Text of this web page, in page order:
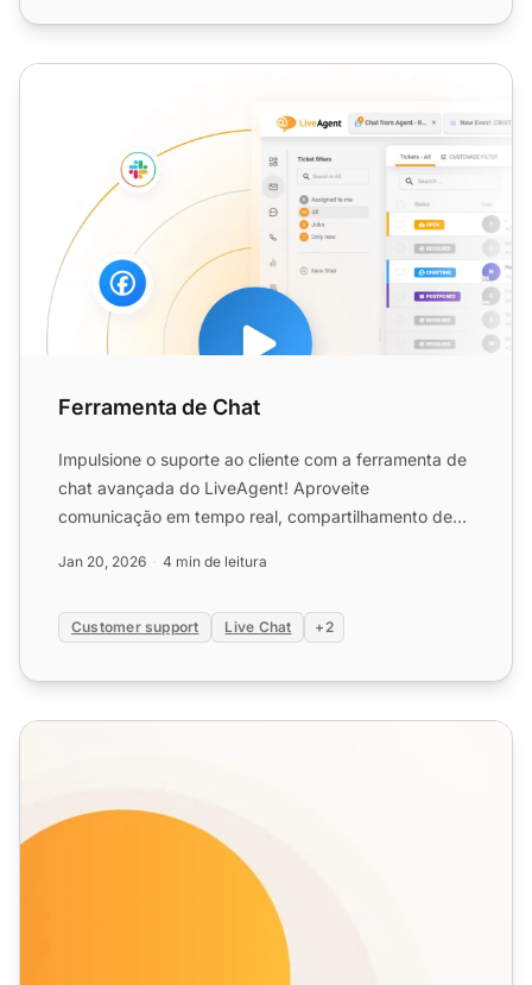
Ferramenta de Chat
Ferramenta de Chat
Impulsione o suporte ao cliente com a ferramenta de
chat avançada do LiveAgent! Aproveite
comunicação em tempo real, compartilhamento de
Jan 20, 2026 4 min de leitura
Customer support Live Chat +2
Recursos do Chat ao Vivo